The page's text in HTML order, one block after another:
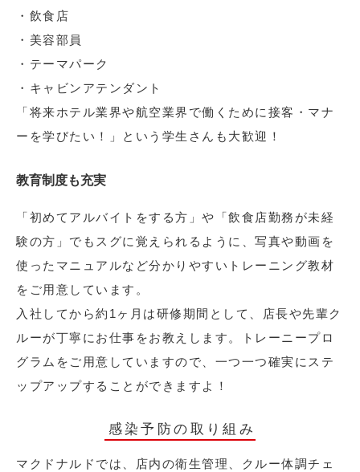
・飲食店
・美容部員
・テーマパーク
・キャビンアテンダント
「将来ホテル業界や航空業界で働くために接客・マナ
ーを学びたい！」という学生さんも大歓迎！
教育制度も充実
「初めてアルバイトをする方」や「飲食店勤務が未経
験の方」でもスグに覚えられるように、写真や動画を
使ったマニュアルなど分かりやすいトレーニング教材
をご用意しています。
入社してから約1ヶ月は研修期間として、店長や先輩ク
ルーが丁寧にお仕事をお教えします。トレーニープロ
グラムをご用意していますので、一つ一つ確実にステ
ップアップすることができますよ！
感染予防の取り組み
マクドナルドでは、店内の衛生管理、クルー体調チェ